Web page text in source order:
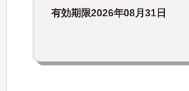
有効期限2026年08月31日